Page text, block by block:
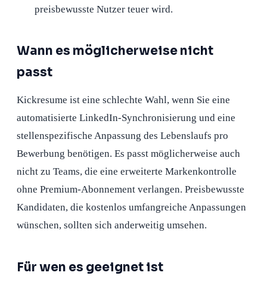
preisbewusste Nutzer teuer wird.
Wann es möglicherweise nicht
passt
Kickresume ist eine schlechte Wahl, wenn Sie eine
automatisierte LinkedIn-Synchronisierung und eine
stellenspezifische Anpassung des Lebenslaufs pro
Bewerbung benötigen. Es passt möglicherweise auch
nicht zu Teams, die eine erweiterte Markenkontrolle
ohne Premium-Abonnement verlangen. Preisbewusste
Kandidaten, die kostenlos umfangreiche Anpassungen
wünschen, sollten sich anderweitig umsehen.
Für wen es geeignet ist